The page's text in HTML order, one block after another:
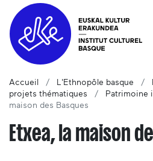
Accueil L'Ethnopôle basque
projets thématiques
Patrimoine
maison des Basques
Etxea, la maison